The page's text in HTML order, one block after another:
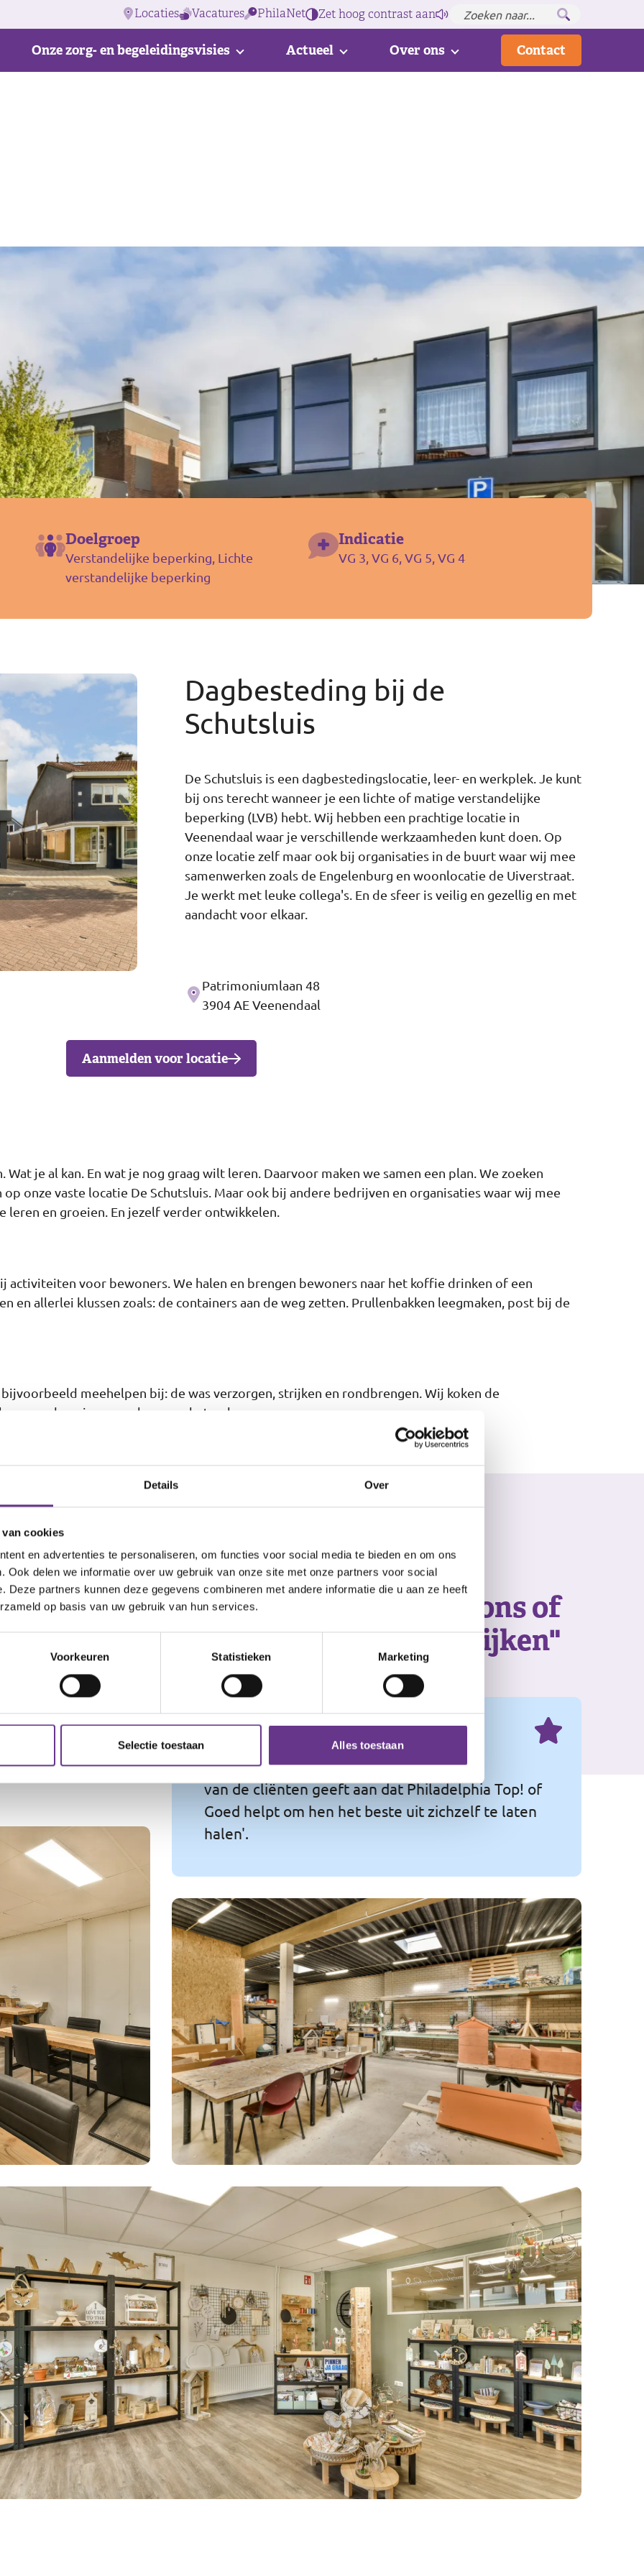
Details Over
cookies
en advertenties te personaliseren, om functies voor social media te bieden en om ons
Ook delen we informatie over uw gebruik van onze site met onze partners voor social
Deze partners kunnen deze gegevens combineren met andere informatie die u aan ze heeft
op basis van uw gebruik van hun services.
Voorkeuren Statistieken Marketing
Selectie toestaan Alles toestaan
Locaties Vacatures PhilaNet Zet hoog contrast aan
Onze zorg- en begeleidingsvisies Actueel Over ons Contact
Doelgroep
Verstandelijke beperking, Lichte
verstandelijke beperking
Indicatie
VG 3, VG 6, VG 5, VG 4
Dagbesteding bij de
Schutsluis
De Schutsluis is een dagbestedingslocatie, leer- en werkplek. Je kunt
bij ons terecht wanneer je een lichte of matige verstandelijke
beperking (LVB) hebt. Wij hebben een prachtige locatie in
Veenendaal waar je verschillende werkzaamheden kunt doen. Op
onze locatie zelf maar ook bij organisaties in de buurt waar wij mee
samenwerken zoals de Engelenburg en woonlocatie de Uiverstraat.
Je werkt met leuke collega's. En de sfeer is veilig en gezellig en met
aandacht voor elkaar.
Adres
Patrimoniumlaan 48
3904 AE Veenendaal
Aanmelden voor locatie
je al kan. En wat je nog graag wilt leren. Daarvoor maken we samen een plan. We zoeken
onze vaste locatie De Schutsluis. Maar ook bij andere bedrijven en organisaties waar wij mee
leren en groeien. En jezelf verder ontwikkelen.
voor bewoners. We halen en brengen bewoners naar het koffie drinken of een
en allerlei klussen zoals: de containers aan de weg zetten. Prullenbakken leegmaken, post bij de
meehelpen bij: de was verzorgen, strijken en rondbrengen. Wij koken de
en oud papier op en brengen het ook weg.
doen?
in onze winkel
bedrijven
Uiverstraat
voor
"Ben je nieuwsgierig
geworden? Bel of mail ons of
kom eens langs om te kijken"
van de cliënten geeft aan dat Philadelphia Top! of
Goed helpt om hen het beste uit zichzelf te laten
halen'.